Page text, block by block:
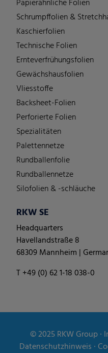
Papierähnliche Folien
Schrumpffolien &
Kaschierfolien
Technische Folien
Ernteverfrühungsfolien
Gewächshausfolien
Vliesstoffe
Backsheet-Folien
Perforierte Folien
Spezialitäten
Palettennetze
Rundballenfolie
Rundballennetze
Silofolien & -schläuche
RKW SE
Headquarters
Havellandstraße 8
68309 Mannheim |
T +49 (0) 62 1-18 038-0
© 2025RKW Group∙
Datenschutzhinweis ∙